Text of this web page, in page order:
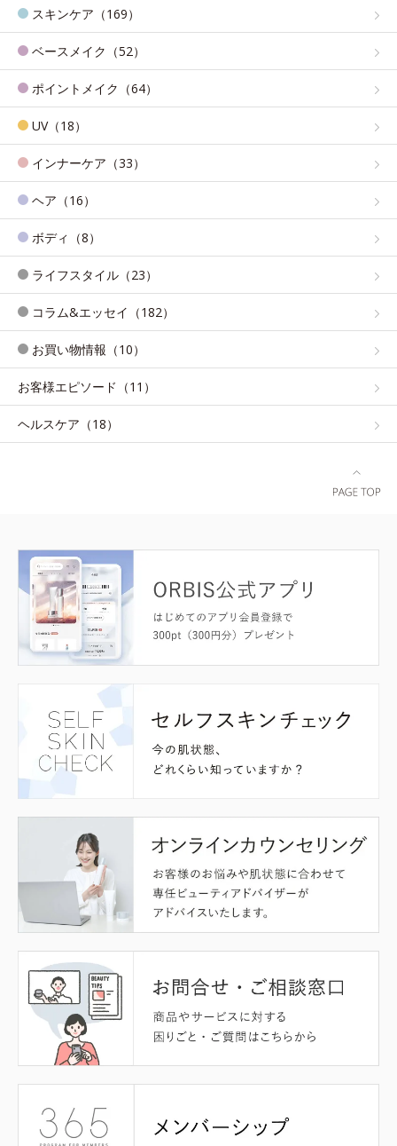
スキンケア（169）
ベースメイク（52）
ポイントメイク（64）
UV（18）
インナーケア（33）
ヘア（16）
ボディ（8）
ライフスタイル（23）
コラム&エッセイ（182）
お買い物情報（10）
お客様エピソード（11）
ヘルスケア（18）